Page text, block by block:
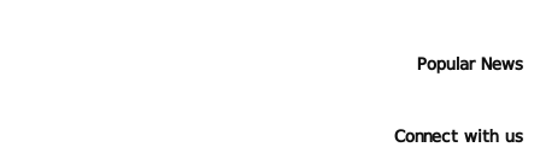
Popular News
Connect with us